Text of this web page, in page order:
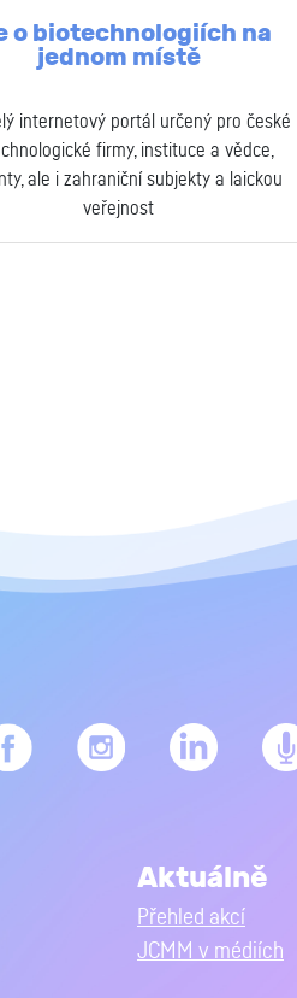
o biotechnologiích na
jednom místě
internetový portál určený pro české
firmy, instituce a vědce,
ale i zahraniční subjekty a laickou
veřejnost
Aktuálně
Přehled akcí
JCMM v médiích